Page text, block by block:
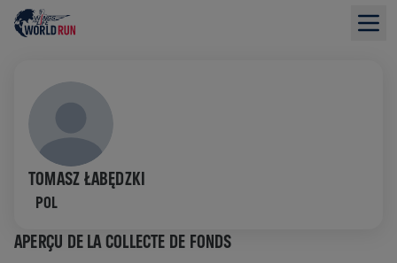
TOMASZ ŁABĘDZKI
POL
APERÇU DE LA COLLECTE DE FONDS